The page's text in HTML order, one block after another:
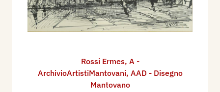
Rossi Ermes, A -
ArchivioArtistiMantovani, AAD - Disegno
Mantovano